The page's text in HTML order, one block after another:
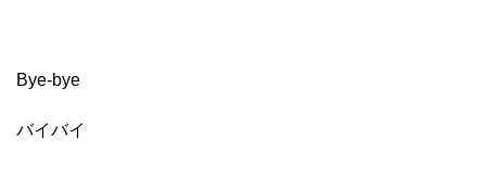
Bye-bye
バイバイ